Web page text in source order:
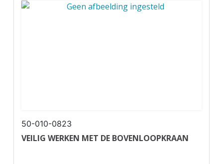
✔ Zwart-wit
50-010-0823
VEILIG WERKEN MET DE BOVENLOOPKRAAN